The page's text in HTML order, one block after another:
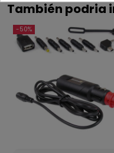
También podria
-50%